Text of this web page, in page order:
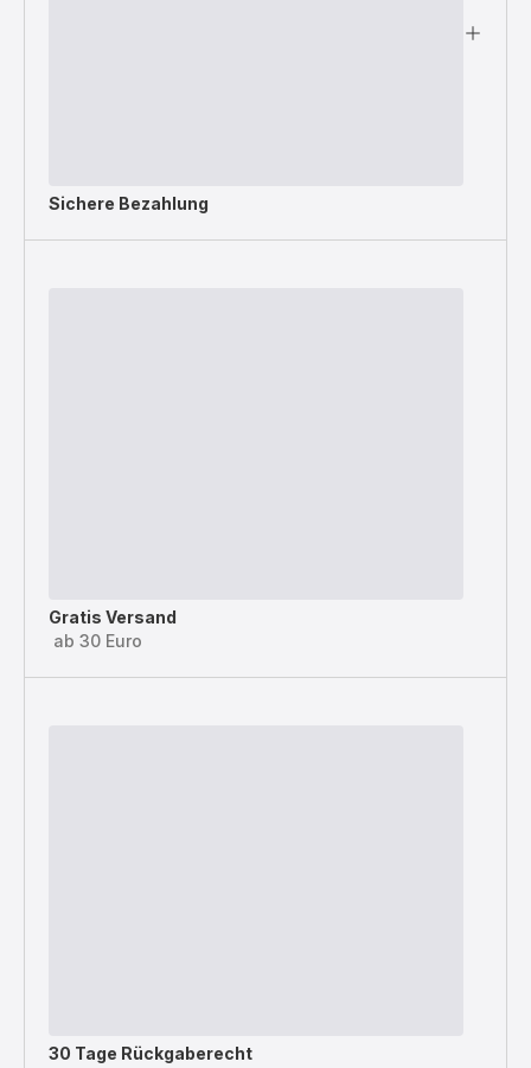
Sichere Bezahlung
Gratis Versand
ab 30 Euro
30 Tage Rückgaberecht